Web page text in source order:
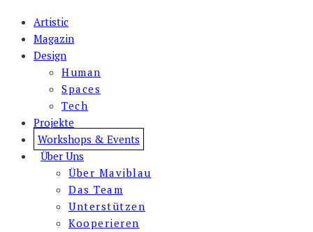
Artistic
Magazin
Design
Human
Spaces
Tech
Projekte
Workshops & Events
Über Uns
Über Maviblau
Das Team
Unterstützen
Kooperieren